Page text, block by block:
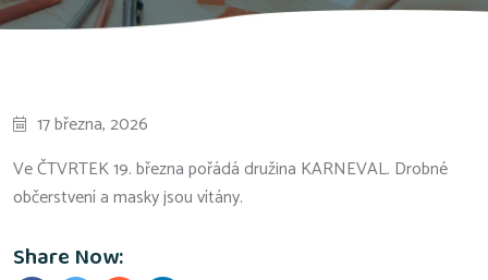
17 března, 2026
Ve ČTVRTEK 19. března pořádá družina KARNEVAL. Drobné
občerstvení a masky jsou vítány.
Share Now: